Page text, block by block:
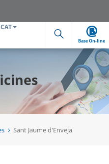
CAT
Cerca
Base On-line
Sant Jaume d'Enveja